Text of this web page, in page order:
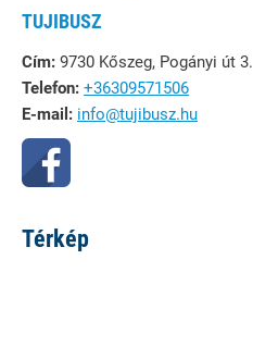
TUJIBUSZ
Cím: 9730 Kőszeg, Pogányi út 3.
Telefon: +36309571506
E-mail: info@tujibusz.hu
Térkép